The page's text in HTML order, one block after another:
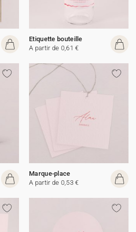
Etiquette bouteille
A partir de 0,61 €
Marque-place
A partir de 0,53 €